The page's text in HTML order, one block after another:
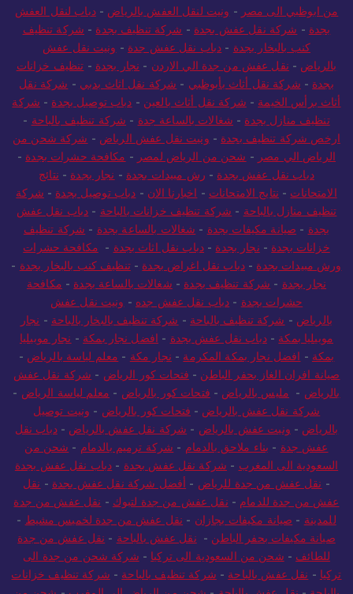
من ابوظبي الى مصر - ونيت لنقل العفش بالرياض -دباب لنقل العفش
بجدة - شركة نقل عفش بجدة - شركة تنظيف بجدة - شركة تنظيف
كنب بالبخار بجدة - دباب نقل عفش جدة - ونيت نقل عفش
بالرياض - نقل عفش من جدة الي الاردن - نجار بجدة - تنظيف خزانات
بجدة - شركة نقل أثاث بأبوظبي - شركة نقل اثاث بدبي - شركة نقل
أثاث برأس الخيمة - شركة نقل أثاث بالعين - دباب توصيل بجدة - شركة
تنظيف منازل بجدة - شغالات بالساعة جدة - شركة تنظيف بالباحة -
ارخص شركة تنظيف بجدة - ونيت نقل عفش الرياض - شركة شحن من
الرياض الي مصر - شحن من الرياض لمصر - مكافحة حشرات بجدة -
دباب نقل عفش بجدة - رش مبيدات بجدة - نجار بجدة - نتائج
الامتحانات - نتايج الامتحانات - اخبارنا الان - دباب توصيل بجدة - شركة
تنظيف منازل بالباحة - شركة تنظيف خزانات بالباحة - دباب نقل عفش
بجدة - صيانة مكيفات بجدة - شغالات بالساعة بجدة - شركة تنظيف
خزانات بجدة - نجار بجدة - دباب نقل اثاث بجدة - مكافحة حشرات
ورش مبيدات بجدة -دباب نقل اغراض بجدة -تنظيف كنب بالبخار بجدة -
نجار بجدة - شركة تنظيف بجدة - شغالات بالساعة بجدة - مكافحة
حشرات بجدة - دباب نقل عفش جده - ونيت نقل عفش
بالرياض - شركة تنظيف بالباحة - شركة تنظيف بالبخار بالباحة - نجار
موبيليا بمكة -دباب نقل عفش بجدة - افضل نجار بمكة - نجار موبيليا
بمكة - افضل نجار بمكة المكرمة - نجار مكة - معلم لياسة بالرياض -
صيانة افران الغاز بحفر الباطن - فتحات كور الرياض - شركة نقل عفش
بالرياض - مليس بالرياض - فتحات كور بالرياض - معلم لياسة الرياض -
شركة نقل عفش بالرياض - فتحات كور بالرياض - ونيت توصيل
بالرياض - ونيت عفش بالرياض - شركة نقل عفش بالرياض -دباب نقل
عفش جدة - بناء ملاحق بالدمام - شركة ترميم بالدمام - شحن من
السعودية الى المغرب - شركة نقل عفش بجدة - دباب نقل عفش بجدة
- نقل عفش من جدة للرياض - أفضل شركة نقل عفش بجدة - نقل
عفش من جدة للدمام - نقل عفش من جدة لتبوك - نقل عفش من جدة
للمدينة - صيانة مكيفات بجازان - نقل عفش من جدة لخميس مشيط -
صيانة مكيفات بحفر الباطن - نقل عفش بالباحة - نقل عفش من جدة
للطائف - شحن من السعودية الى تركيا - شركة شحن من جدة الى
تركيا - نقل عفش بالباحة - شركة تنظيف بالباحة - شركة تنظيف خزانات